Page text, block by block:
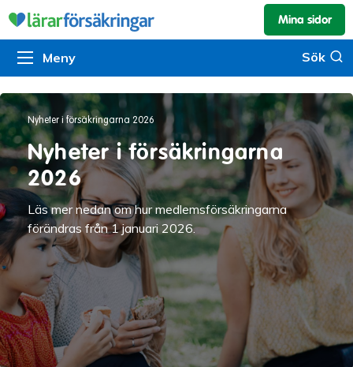
Meny Sök
Mina sidor
Barnförsäkring
Livförsäkring
Alla försäkringar
Försäkringsguiden
Pension & sparande
Pensionssystemet
Flytträtt
Produkter
Våra tjänster
Om vår rådgivning
Lärarfonder
Pensionsguiden
Kundservice & skador
Kontakta oss
Skadeanmälan
Kalendarium
Om oss
Om Lärarförsäkringar
Organisationen
Press
Arbeta hos oss
Nyheter
In English
Tillgänglighet
Sök
Nyheter i försäkringarna 2026
Nyheter i försäkringarna
2026
Läs mer nedan om hur medlemsförsäkringarna
förändras från 1 januari 2026.